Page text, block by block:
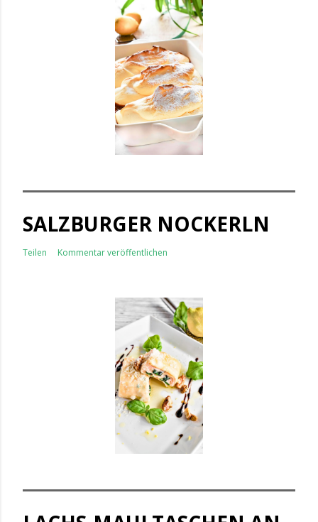
SALZBURGER NOCKERLN
Teilen Kommentar veröffentlichen